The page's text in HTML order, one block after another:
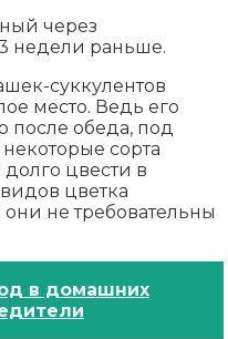
через
3 недели раньше.
суккулентов
место. Ведь его
после обеда, под
сорта
цвести в
цветка
не требовательны
в домашних